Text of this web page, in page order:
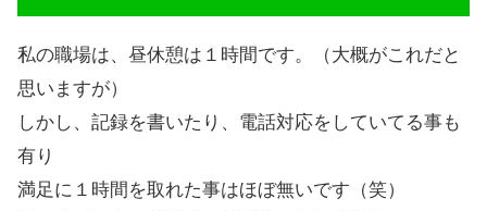
私の職場は、昼休憩は１時間です。（大概がこれだと
思いますが）
しかし、記録を書いたり、電話対応をしていてる事も
有り
満足に１時間を取れた事はほぼ無いです（笑）